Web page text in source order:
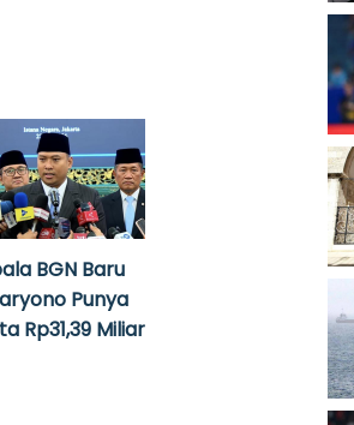
BGN Baru
Punya
Rp31,39 Miliar